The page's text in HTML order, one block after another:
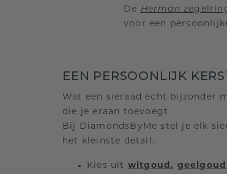
De Herman
voor een
EEN PERSOONLIJK
Wat een sieraad écht bijzonder
die je eraan toevoegt.
Bij DiamondsByMe stel je elk
het kleinste detail.
Kies uit witgoud, geelgoud